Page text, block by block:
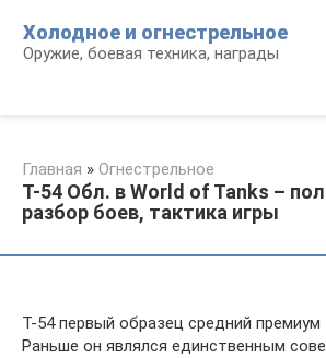
контенту
Холодное и огнестрельное
Оружие, боевая техника, награды
Главная » Огнестрельное
T-54 Обл. в World of Tanks –
разбор боев, тактика игры
Т-54 первый образец средний
Раньше он являлся единственным